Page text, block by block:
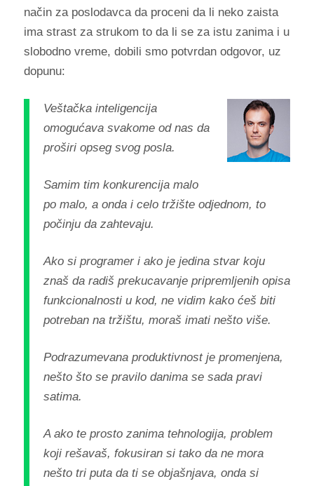
način za poslodavca da proceni da li neko zaista
ima strast za strukom to da li se za istu zanima i u
slobodno vreme, dobili smo potvrdan odgovor, uz
dopunu:
Veštačka inteligencija
omogućava svakome od nas da
proširi opseg svog posla.
Samim tim konkurencija malo
po malo, a onda i celo tržište odjednom, to
počinju da zahtevaju.
Ako si programer i ako je jedina stvar koju
znaš da radiš prekucavanje pripremljenih opisa
funkcionalnosti u kod, ne vidim kako ćeš biti
potreban na tržištu, moraš imati nešto više.
Podrazumevana produktivnost je promenjena,
nešto što se pravilo danima se sada pravi
satima.
A ako te prosto zanima tehnologija, problem
koji rešavaš, fokusiran si tako da ne mora
nešto tri puta da ti se objašnjava, onda si